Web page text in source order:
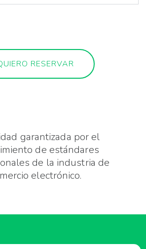
RESERVAR
garantizada por el
de estándares
de la industria de
electrónico.